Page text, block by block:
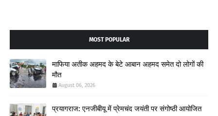
MOST POPULAR
माफिया अतीक अहमद के बेटे आबान अहमद समेत दो लोगों की
मौत
August 06, 2026
प्रयागराज: एनजीबीयू में प्रेमचंद जयंती पर संगोष्ठी आयोजित